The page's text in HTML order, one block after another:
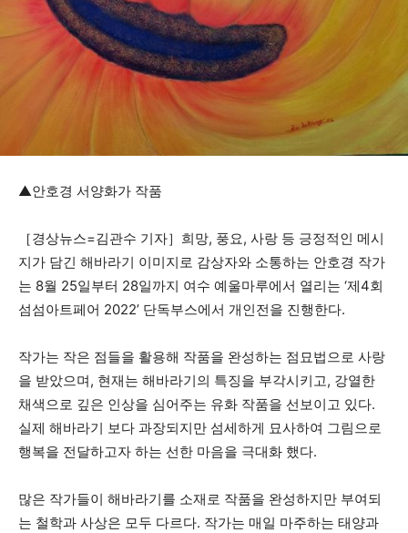
▲안호경 서양화가 작품
［경상뉴스=김관수 기자］희망, 풍요, 사랑 등 긍정적인 메시
지가 담긴 해바라기 이미지로 감상자와 소통하는 안호경 작가
는 8월 25일부터 28일까지 여수 예울마루에서 열리는 ‘제4회
섬섬아트페어 2022’ 단독부스에서 개인전을 진행한다.
작가는 작은 점들을 활용해 작품을 완성하는 점묘법으로 사랑
을 받았으며, 현재는 해바라기의 특징을 부각시키고, 강열한
채색으로 깊은 인상을 심어주는 유화 작품을 선보이고 있다.
실제 해바라기 보다 과장되지만 섬세하게 묘사하여 그림으로
행복을 전달하고자 하는 선한 마음을 극대화 했다.
많은 작가들이 해바라기를 소재로 작품을 완성하지만 부여되
는 철학과 사상은 모두 다르다. 작가는 매일 마주하는 태양과